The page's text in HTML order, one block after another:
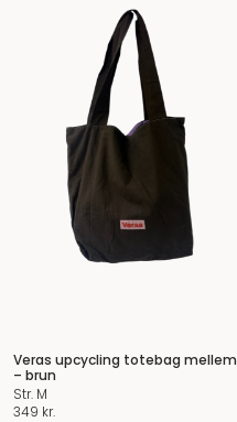
Veras upcycling totebag mellem
– brun
Str. M
349 kr.